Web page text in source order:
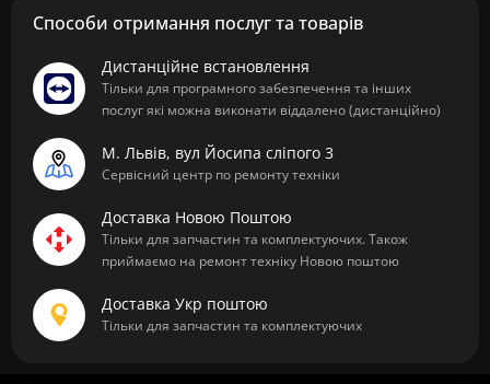
Способи отримання послуг та товарів
Дистанційне встановлення
Тільки для програмного забезпечення та інших
послуг які можна виконати віддалено (дистанційно)
М. Львів, вул Йосипа сліпого 3
Сервісний центр по ремонту техніки
Доставка Новою Поштою
Тільки для запчастин та комплектуючих. Також
приймаємо на ремонт техніку Новою поштою
Доставка Укр поштою
Тільки для запчастин та комплектуючих